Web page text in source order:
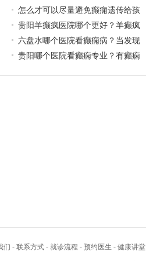
怎么才可以尽量避免癫痫遗传给孩
贵阳羊癫疯医院哪个更好？羊癫疯
六盘水哪个医院看癫痫病？当发现
贵阳哪个医院看癫痫专业？有癫痫
们 - 联系方式 - 就诊流程 - 预约医生 - 健康讲堂